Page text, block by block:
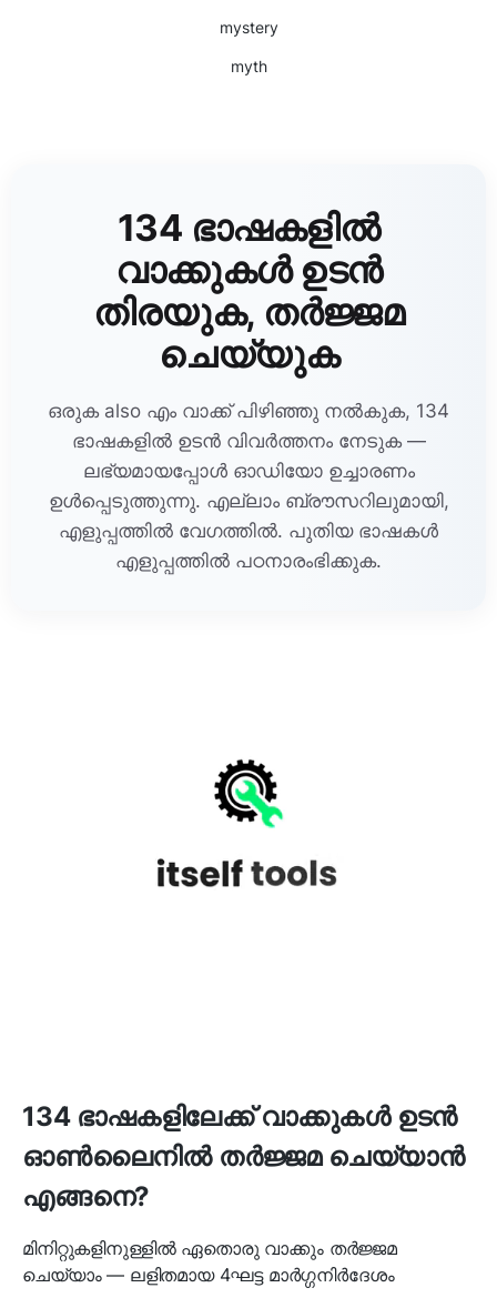
mystery
myth
134 ഭാഷകളിൽ
വാക്കുകൾ ഉടൻ
തിരയുക, തർജ്ജമ
ചെയ്യുക
ഒരുക also എം വാക്ക് പിഴിഞ്ഞു നൽകുക, 134
ഭാഷകളിൽ ഉടൻ വിവർത്തനം നേടുക —
ലഭ്യമായപ്പോൾ ഓഡിയോ ഉച്ചാരണം
ഉൾപ്പെടുത്തുന്നു. എല്ലാം ബ്രൗസറിലുമായി,
എളുപ്പത്തിൽ വേഗത്തിൽ. പുതിയ ഭാഷകൾ
എളുപ്പത്തിൽ പഠനാരംഭിക്കുക.
134 ഭാഷകളിലേക്ക് വാക്കുകൾ ഉടൻ
ഓൺലൈനിൽ തർജ്ജമ ചെയ്യാൻ
എങ്ങനെ?
മിനിറ്റുകളിനുള്ളിൽ ഏതൊരു വാക്കും തർജ്ജമ
ചെയ്യാം — ലളിതമായ 4ഘട്ട മാർഗ്ഗനിർദേശം